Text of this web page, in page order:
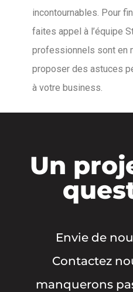
incontournables. Pour
faites appel à l’équipe
professionnels sont en
proposer des astuces
à votre business.
Un
Envie de
Contactez
manquerons